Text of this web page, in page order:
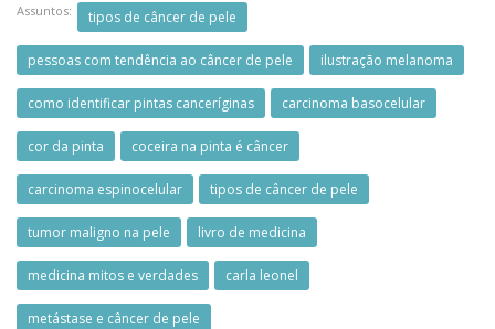
Assuntos: tipos de câncer de pele
pessoas com tendência ao câncer de pele ilustração melanoma
como identificar pintas canceríginas carcinoma basocelular
cor da pinta coceira na pinta é câncer
carcinoma espinocelular tipos de câncer de pele
tumor maligno na pele livro de medicina
medicina mitos e verdades carla leonel
metástase e câncer de pele